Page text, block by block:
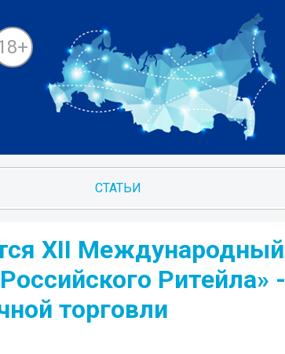
СТАТЬИ
XII Международный
Ритейла» -
торговли